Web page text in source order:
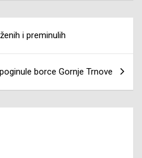
i preminulih
borce Gornje Trnove